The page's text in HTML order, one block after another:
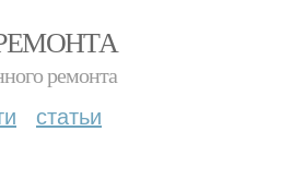
ремонта
статьи